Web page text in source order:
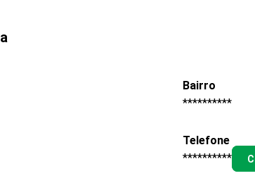
Bairro
**********
Telefone
**********